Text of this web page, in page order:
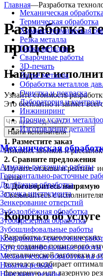
Механическая обработка
Термическая обработка
Химико-термическая
Резка металла
Гибка металла
Сварочные работы
3D-печать
Литьё металла
Обработка металлов
Очистка и покраска
Лаборатория и контроль
Инжиниринг
Прочие услуги
Изготовление деталей
Механическая
Алмазно-расточные работы
Горизонтально-расточные
Долбёжная обработка
Заточка инструмента
Зенкерование отверстий
Зубодолбёжная обработка
Зубофрезерная обработка
Зубошлифовальные работы
Координатно-расточные
Круглошлифовальные работы
Механическая обработка на
Накатка резьбы
Нарезание резьбы
Главная—Разработка
Разработка
процессов
Найдите
Узнайте стоимость
Это бесплатно и займет
Найти исполнителя
1. Разместите заказ
Никаких звонков и
2. Сравните предложения
Изучите отзывы и рейтинг
цены
3.Договоритесь напрямую
Связывайтесь с
Коротко об услуге
Разработка
это создание пошагового
металлической заготовки в
технолог подбирает
фрезерную или лазерную